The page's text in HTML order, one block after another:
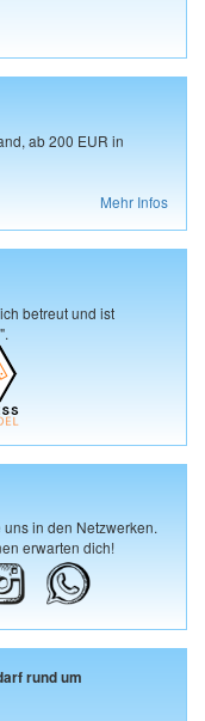
ab 200 EUR in
Mehr Infos
betreut und ist
in den Netzwerken.
erwarten dich!
rund um